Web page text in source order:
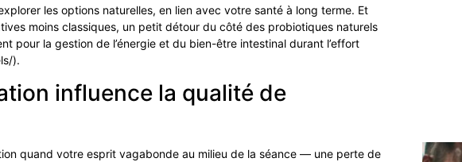
les options naturelles, en lien avec votre santé à long terme. Et
moins classiques, un petit détour du côté des probiotiques naturels
pour la gestion de l’énergie et du bien-être intestinal durant l’effort
).
influence la qualité de
quand votre esprit vagabonde au milieu de la séance — une perte de